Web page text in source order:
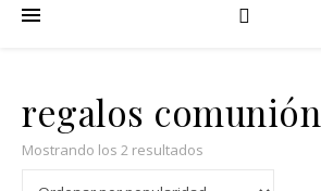
regalos
Mostrando los 2 resultados